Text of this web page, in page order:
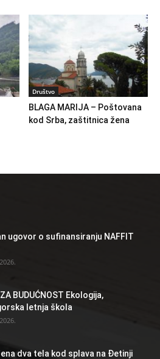
Društvo
BLAGA MARIJA – Poštovana
kod Srba, zaštitnica žena
ugovor o sufinansiranju NAFFIT
BUDUĆNOST Ekologija,
letnja škola
dva tela kod splava na Đetinji